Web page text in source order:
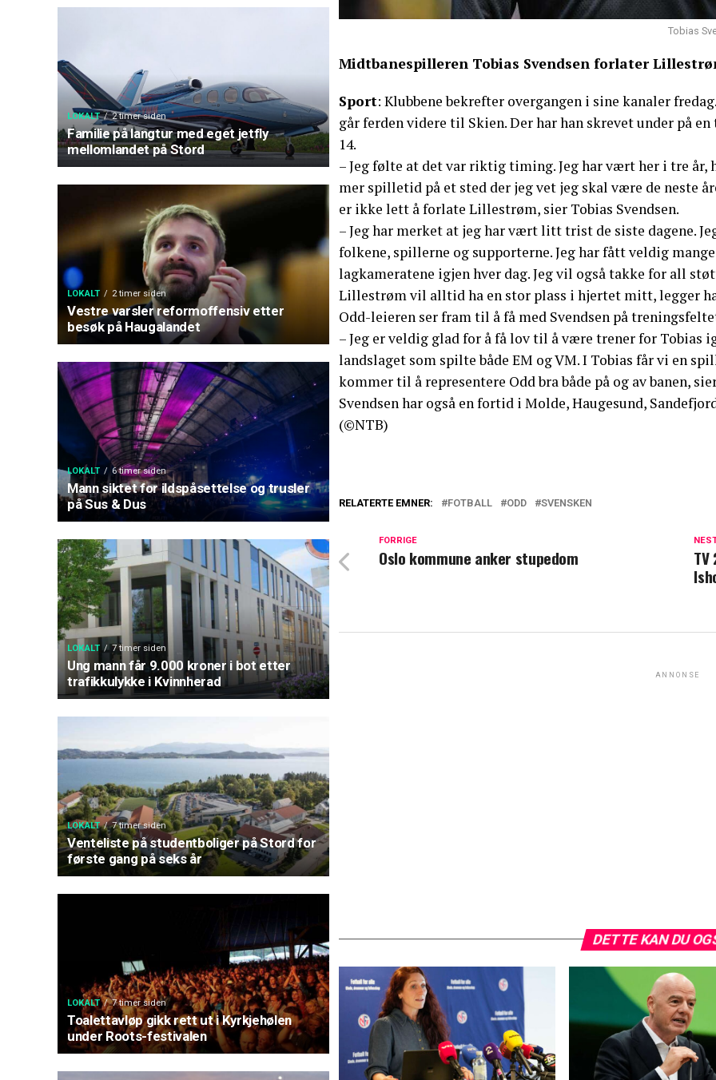
LOKALT 2 timer siden
Familie på langtur med eget jetfly
mellomlandet på Stord
LOKALT 2 timer siden
Vestre varsler reformoffensiv etter
besøk på Haugalandet
LOKALT 6 timer siden
Mann siktet for ildspåsettelse og trusler
på Sus & Dus
LOKALT 7 timer siden
Ung mann får 9.000 kroner i bot etter
trafikkulykke i Kvinnherad
LOKALT 7 timer siden
Venteliste på studentboliger på Stord for
første gang på seks år
LOKALT 7 timer siden
Toalettavløp gikk rett ut i Kyrkjehølen
under Roots-festivalen
Tobias
Midtbanespilleren Tobias Svendsen forlater
Sport: Klubbene bekrefter overgangen i sine kanaler
går ferden videre til Skien. Der har han skrevet under på
14.
– Jeg følte at det var riktig timing. Jeg har vært her i tre
mer spilletid på et sted der jeg vet jeg skal være de neste
er ikke lett å forlate Lillestrøm, sier Tobias Svendsen.
– Jeg har merket at jeg har vært litt trist de siste dagene.
folkene, spillerne og supporterne. Jeg har fått veldig
lagkameratene igjen hver dag. Jeg vil også takke for all
Lillestrøm vil alltid ha en stor plass i hjertet mitt, legger
Odd-leieren ser fram til å få med Svendsen på
– Jeg er veldig glad for å få lov til å være trener for Tobias
landslaget som spilte både EM og VM. I Tobias får vi en
kommer til å representere Odd bra både på og av banen,
Svendsen har også en fortid i Molde, Haugesund,
(©NTB)
RELATERTE EMNER: FOTBALL ODD SVENSKEN
FORRIGE
Oslo kommune anker stupedom
ANNONSE
DETTE KAN DU